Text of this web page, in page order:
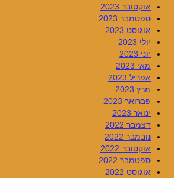
אוקטובר 2023
ספטמבר 2023
אוגוסט 2023
יולי 2023
יוני 2023
מאי 2023
אפריל 2023
מרץ 2023
פברואר 2023
ינואר 2023
דצמבר 2022
נובמבר 2022
אוקטובר 2022
ספטמבר 2022
אוגוסט 2022